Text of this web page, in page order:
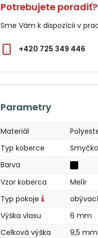
Potrebujete poradiť?
Sme Vám k dispozícii v
+420 725 349 446
Parametry
Materiál
Typ koberce
Barva
Vzor koberca
Melír
Typ pokoje
Výška vlasu
6 mm
Celková výška
9,5 mm